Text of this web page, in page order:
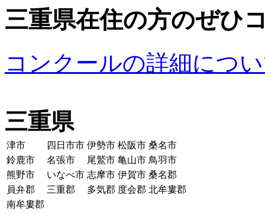
三重県在住の方のぜひ
コンクールの詳細につ
三重県
津市 四日市市 伊勢市 松阪市 桑名市
鈴鹿市
名張市 尾鷲市 亀山市 鳥羽市
熊野市
いなべ市 志摩市 伊賀市 桑名郡
員弁郡
三重郡 多気郡 度会郡 北牟婁郡
南牟婁郡